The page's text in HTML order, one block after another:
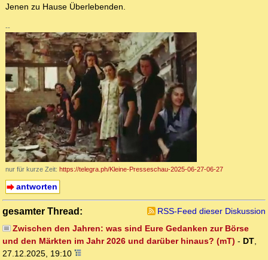
Jenen zu Hause Überlebenden.
--
nur für kurze Zeit: https://telegra.ph/Kleine-Presseschau-2025-06-27-06-27
antworten
gesamter Thread:
RSS-Feed dieser Diskussion
Zwischen den Jahren: was sind Eure Gedanken zur Börse
und den Märkten im Jahr 2026 und darüber hinaus? (mT) - DT,
27.12.2025, 19:10